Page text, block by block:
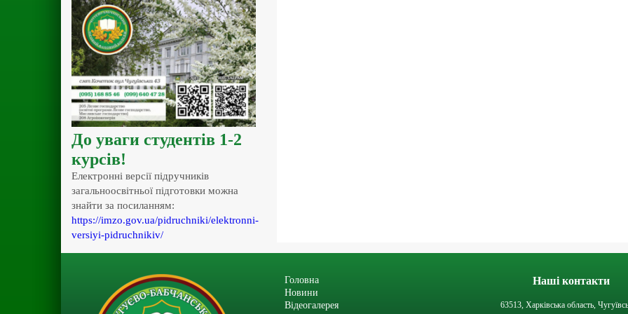
До уваги студентів 1-2
курсів!
Електронні версії підручників
загальноосвітньої підготовки можна
знайти за посиланням:
https://imzo.gov.ua/pidruchniki/elektronni-
versiyi-pidruchnikiv/
Головна
Новини
Відеогалерея
Наші контакти
63513, Харківська область,